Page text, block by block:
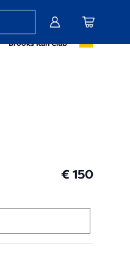
Brooks Run Club
€ 150